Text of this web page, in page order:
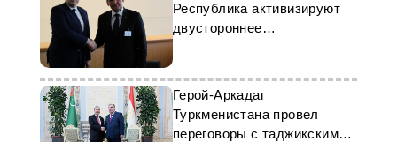
Республика активизируют
двустороннее
сотрудничество
Герой-Аркадаг
Туркменистана провел
переговоры с таджикским